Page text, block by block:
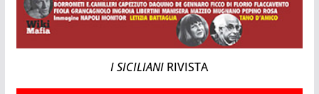
I SICILIANI RIVISTA